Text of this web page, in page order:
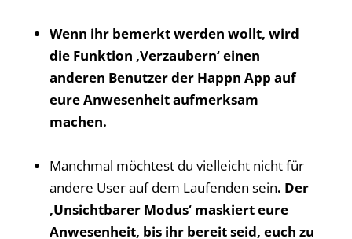
Wenn ihr bemerkt werden wollt, wird
die Funktion ‚Verzaubern‘ einen
anderen Benutzer der Happn App auf
eure Anwesenheit aufmerksam
machen.
Manchmal möchtest du vielleicht nicht für
andere User auf dem Laufenden sein. Der
‚Unsichtbarer Modus‘ maskiert eure
Anwesenheit, bis ihr bereit seid, euch zu